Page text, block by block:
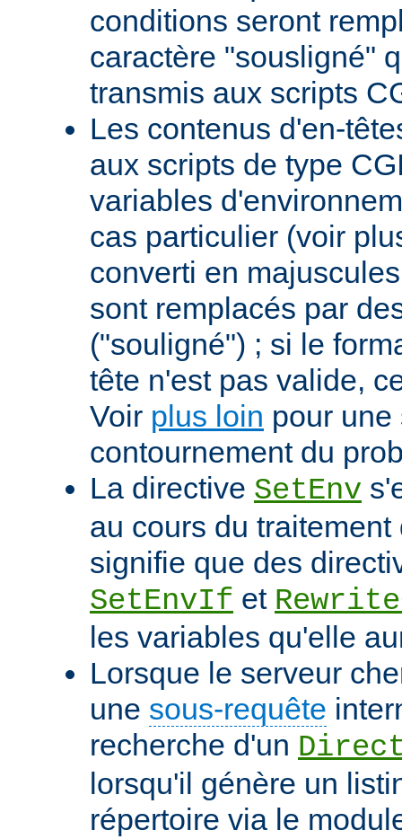
conditions seront
caractère "sousligné"
transmis aux scripts
Les contenus d'en-
aux scripts de type
variables
cas particulier (voir
converti en
sont remplacés par
("souligné") ; si le
tête n'est pas valide,
Voir plus loin pour
contournement du
La directive SetEnv
au cours du
signifie que des
SetEnvIf et
les variables qu'elle
Lorsque le serveur
une sous-requête
recherche d'un
lorsqu'il génère un
répertoire via le